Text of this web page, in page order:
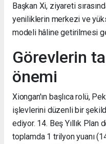
Başkan Xi, ziyareti
yeniliklerin merkezi ve
modeli hâline getirilmesi
Görevlerin
önemi
Xiongan'ın başlıca rolü,
işlevlerini düzenli bir
ediyor. 14. Beş Yıllık Plan
toplamda 1 trilyon yuanı